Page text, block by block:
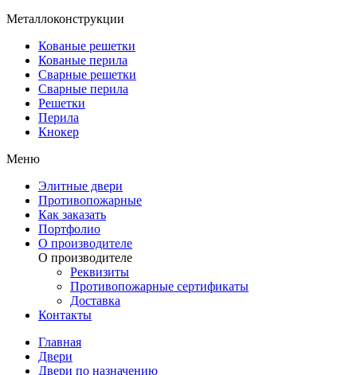
Металлоконструкции
Кованые решетки
Кованые перила
Сварные решетки
Сварные перила
Решетки
Перила
Кнокер
Меню
Элитные двери
Противопожарные
Как заказать
Портфолио
О производителе
О производителе
Реквизиты
Противопожарные сертификаты
Доставка
Контакты
Главная
Двери
Двери по назначению